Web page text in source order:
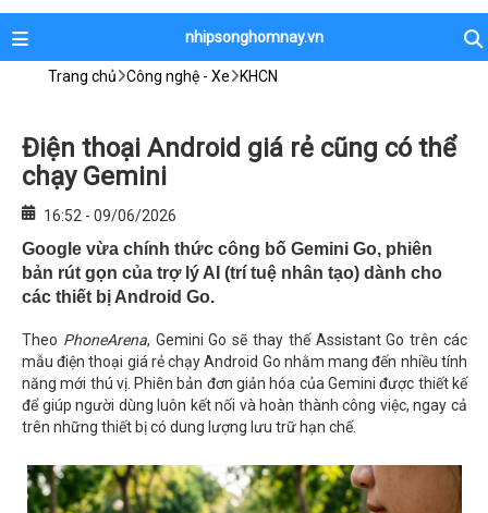
nhipsonghomnay.vn
Trang chủ Công nghệ - Xe KHCN
Điện thoại Android giá rẻ cũng có thể
chạy Gemini
16:52 - 09/06/2026
Google vừa chính thức công bố Gemini Go, phiên
bản rút gọn của trợ lý AI (trí tuệ nhân tạo) dành cho
các thiết bị Android Go.
Theo PhoneArena, Gemini Go sẽ thay thế Assistant Go trên các
mẫu điện thoại giá rẻ chạy Android Go nhằm mang đến nhiều tính
năng mới thú vị. Phiên bản đơn giản hóa của Gemini được thiết kế
để giúp người dùng luôn kết nối và hoàn thành công việc, ngay cả
trên những thiết bị có dung lượng lưu trữ hạn chế.